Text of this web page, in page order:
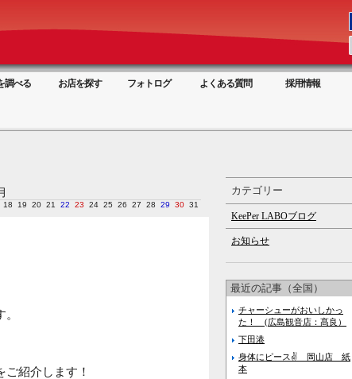
調べる お店を探す フォトログ よくある質問 採用情報
18 19 20 21 22 23 24 25 26 27 28 29 30 31
紹介します！
カテゴリー
KeePer LABOブログ
お知らせ
最近の記事（全国）
チャーシューがおいしかっ
た！ (広島観音店：髙良）
下田港
身体にピース✌ 岡山店 紙
本